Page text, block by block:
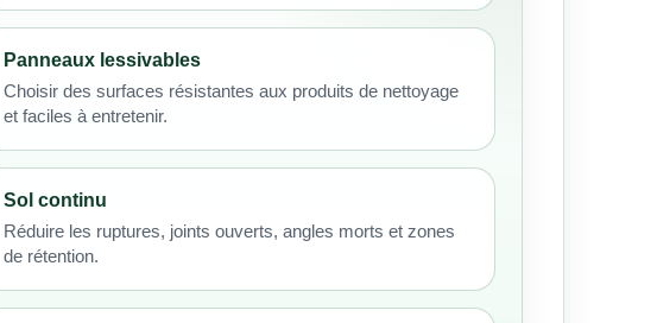
Panneaux lessivables
Choisir des surfaces résistantes aux produits de nettoyage
et faciles à entretenir.
Sol continu
Réduire les ruptures, joints ouverts, angles morts et zones
de rétention.